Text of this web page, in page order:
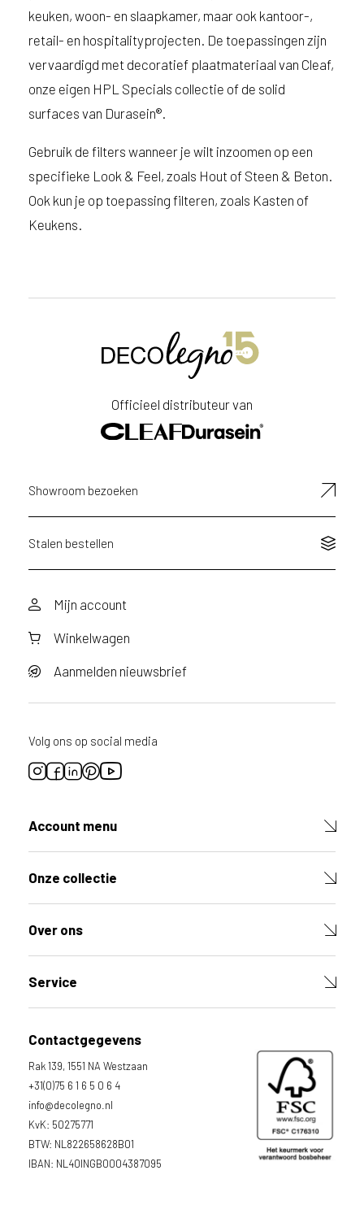
keuken, woon- en slaapkamer, maar ook kantoor-,
retail- en hospitalityprojecten. De toepassingen zijn
vervaardigd met decoratief plaatmateriaal van Cleaf,
onze eigen HPL Specials collectie of de solid
surfaces van Durasein®.
Gebruik de filters wanneer je wilt inzoomen op een
specifieke Look & Feel, zoals Hout of Steen & Beton.
Ook kun je op toepassing filteren, zoals Kasten of
Keukens.
Officieel distributeur van
Showroom bezoeken
Stalen bestellen
Mijn account
Winkelwagen
Aanmelden nieuwsbrief
Volg ons op social media
Account menu
Onze collectie
Over ons
Service
Contactgegevens
Rak 139, 1551 NA Westzaan
+31(0)75 6 1 6 5 0 6 4
info@decolegno.nl
KvK: 50275771
BTW: NL822658628B01
IBAN: NL40INGB0004387095